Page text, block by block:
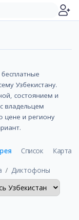
Узбекистану.
состоянием и
владельцем
цене и региону
Диктофоны
Список Карта